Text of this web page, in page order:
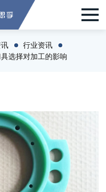
行业资讯
选择对加工的影响